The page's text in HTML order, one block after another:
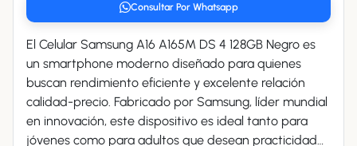
Consultar Por Whatsapp
El Celular Samsung A16 A165M DS 4 128GB Negro es
un smartphone moderno diseñado para quienes
buscan rendimiento eficiente y excelente relación
calidad-precio. Fabricado por Samsung, líder mundial
en innovación, este dispositivo es ideal tanto para
jóvenes como para adultos que desean practicidad